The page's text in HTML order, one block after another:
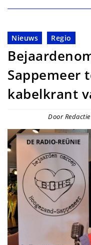
Nieuws Regio
Sappemeer
kabelkrant
Door